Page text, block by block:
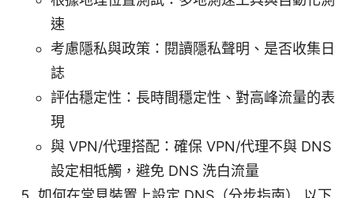
速
考慮隱私與政策：閱讀隱私聲明、是否收集日
誌
評估穩定性：長時間穩定性、對高峰流量的表
現
與 VPN/代理搭配：確保 VPN/代理不與 DNS
設定相牴觸，避免 DNS 洗白流量